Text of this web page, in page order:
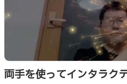
両手を使ってインタラク